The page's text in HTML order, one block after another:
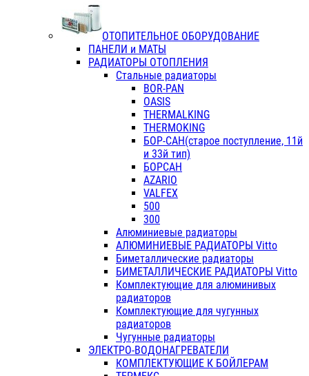
ОТОПИТЕЛЬНОЕ ОБОРУДОВАНИЕ
ПАНЕЛИ и МАТЫ
РАДИАТОРЫ ОТОПЛЕНИЯ
Стальные радиаторы
BOR-PAN
OASIS
THERMALKING
THERMOKING
БОР-САН(старое поступление, 11й
и 33й тип)
БОРСАН
AZARIO
VALFEX
500
300
Алюминиевые радиаторы
АЛЮМИНИЕВЫЕ РАДИАТОРЫ Vitto
Биметаллические радиаторы
БИМЕТАЛЛИЧЕСКИЕ РАДИАТОРЫ Vitto
Комплектующие для алюминивых
радиаторов
Комплектующие для чугунных
радиаторов
Чугунные радиаторы
ЭЛЕКТРО-ВОДОНАГРЕВАТЕЛИ
КОМПЛЕКТУЮЩИЕ К БОЙЛЕРАМ